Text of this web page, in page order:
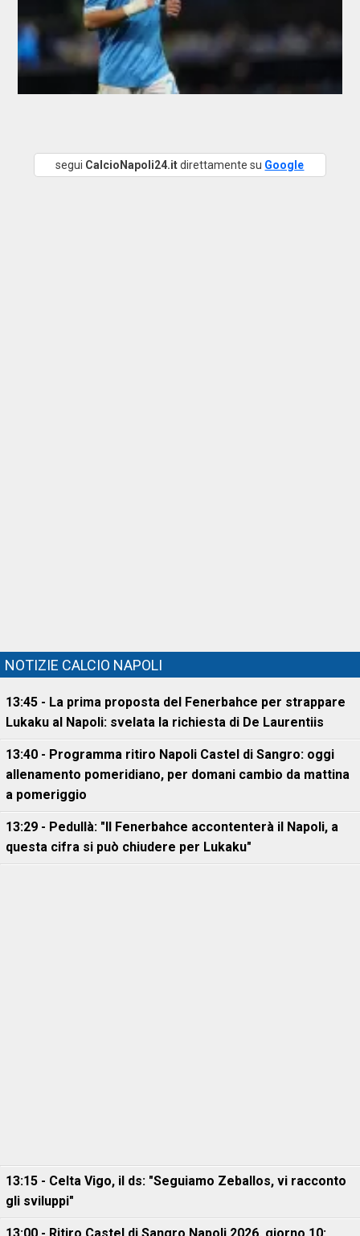
segui CalcioNapoli24.itdirettamente su Google
NOTIZIE CALCIO NAPOLI
13:45 - La prima proposta del Fenerbahce per strappare
Lukaku al Napoli: svelata la richiesta di De Laurentiis
13:40 - Programma ritiro Napoli Castel di Sangro: oggi
allenamento pomeridiano, per domani cambio da mattina
a pomeriggio
13:29 - Pedullà: "Il Fenerbahce accontenterà il Napoli, a
questa cifra si può chiudere per Lukaku"
13:15 - Celta Vigo, il ds: "Seguiamo Zeballos, vi racconto
gli sviluppi"